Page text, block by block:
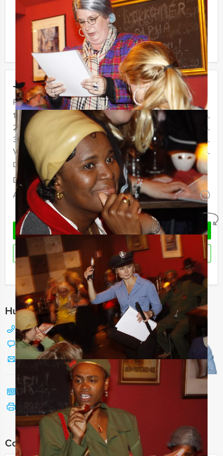
Jouw uitje
Prijs :
10 - 19 personen
€ 64,50 p.p.
20 - 29 personen
€ 62,50 p.p.
30 - 39 pesonen
€ 59,50 p.p.
Vanaf 40 personen
€ 56,50 p.p.
De prijzen zijn exclusief BTW
Duur:
4 uur
Aantal:
Minimaal 10 personen i
Geheel vrijblijvend
OFFERTE AANVRAGEN
RESERVEREN
Ik heb een vraag over dit uitje
Hulp nodig bij het kiezen?
088 428 81 17
Chat met Jeroen
Stuur ons een mailtje
Bel mij terug
Bekijk printbare versie
Komt u niet aan het minimale aantal deelnemers? Als u
bereid bent voor het minimale aantal te betalen, kunt u
ook gewoon voor minder personen boeken.
Combineer dit uitje met: